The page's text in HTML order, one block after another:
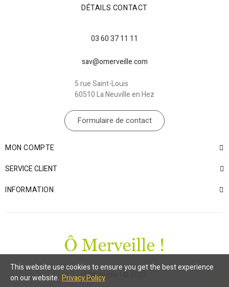
DÉTAILS CONTACT
03 60 37 11 11
sav@omerveille.com
5 rue Saint-Louis
60510 La Neuville en Hez
Formulaire de contact
MON COMPTE
SERVICE CLIENT
INFORMATION
Ô Merveille ! © 2023
This website use cookies to ensure you get the best experience
on our website. Privacy Policy